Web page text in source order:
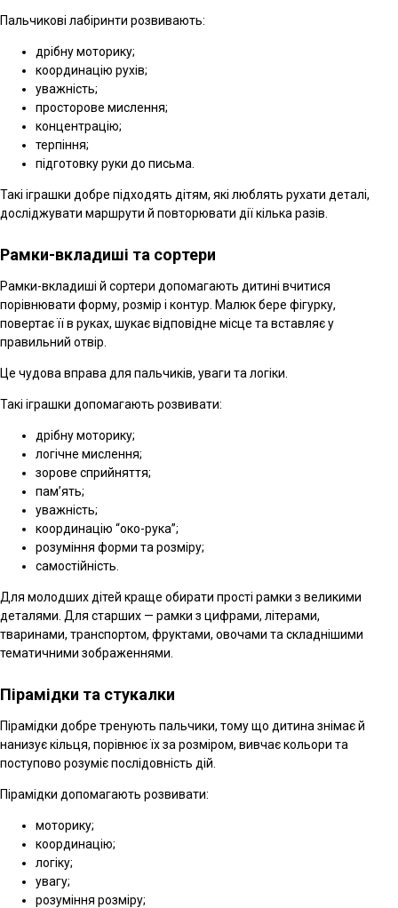
Пальчикові лабіринти розвивають:
дрібну моторику;
координацію рухів;
уважність;
просторове мислення;
концентрацію;
терпіння;
підготовку руки до письма.
Такі іграшки добре підходять дітям, які люблять рухати деталі,
досліджувати маршрути й повторювати дії кілька разів.
Рамки-вкладиші та сортери
Рамки-вкладиші й сортери допомагають дитині вчитися
порівнювати форму, розмір і контур. Малюк бере фігурку,
повертає її в руках, шукає відповідне місце та вставляє у
правильний отвір.
Це чудова вправа для пальчиків, уваги та логіки.
Такі іграшки допомагають розвивати:
дрібну моторику;
логічне мислення;
зорове сприйняття;
пам’ять;
уважність;
координацію “око-рука”;
розуміння форми та розміру;
самостійність.
Для молодших дітей краще обирати прості рамки з великими
деталями. Для старших — рамки з цифрами, літерами,
тваринами, транспортом, фруктами, овочами та складнішими
тематичними зображеннями.
Пірамідки та стукалки
Пірамідки добре тренують пальчики, тому що дитина знімає й
нанизує кільця, порівнює їх за розміром, вивчає кольори та
поступово розуміє послідовність дій.
Пірамідки допомагають розвивати:
моторику;
координацію;
логіку;
увагу;
розуміння розміру;